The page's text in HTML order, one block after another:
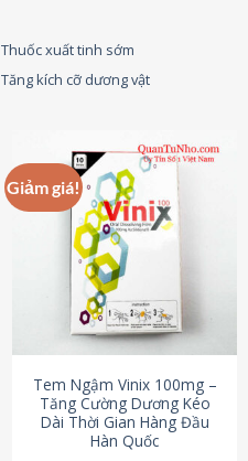
Thuốc xuất tinh sớm
Tăng kích cỡ dương vật
Giảm giá!
Tem Ngậm Vinix 100mg –
Tăng Cường Dương Kéo
Dài Thời Gian Hàng Đầu
Hàn Quốc